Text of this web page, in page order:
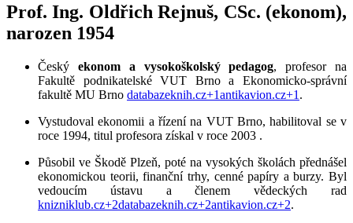
Prof. Ing. Oldřich Rejnuš, CSc. (ekonom),
narozen 1954
Český ekonom a vysokoškolský pedagog, profesor na
Fakultě podnikatelské VUT Brno a Ekonomicko-správní
fakultě MU Brno databazeknih.cz+1antikavion.cz+1 .
Vystudoval ekonomii a řízení na VUT Brno, habilitoval se v
roce 1994, titul profesora získal v roce 2003 .
Působil ve Škodě Plzeň, poté na vysokých školách přednášel
ekonomickou teorii, finanční trhy, cenné papíry a burzy. Byl
vedoucím ústavu a členem vědeckých rad
knizniklub.cz+2databazeknih.cz+2antikavion.cz+2.